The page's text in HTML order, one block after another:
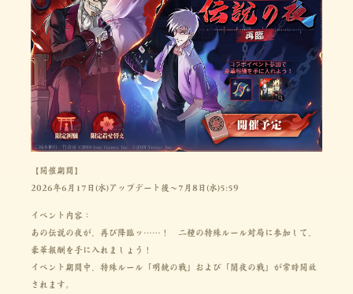
【開催期間】
2026年6月17日(水)アップデート後～7月8日(水)5:59
イベント内容：
あの伝説の夜が、再び降臨ッ……！　二種の特殊ルール対局に参加して、
豪華報酬を手に入れましょう！
イベント期間中、特殊ルール「明鏡の戦」および「闇夜の戦」が常時開放
されます。